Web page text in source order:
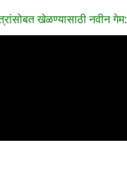
खेळण्यासाठी नवीन गेम: